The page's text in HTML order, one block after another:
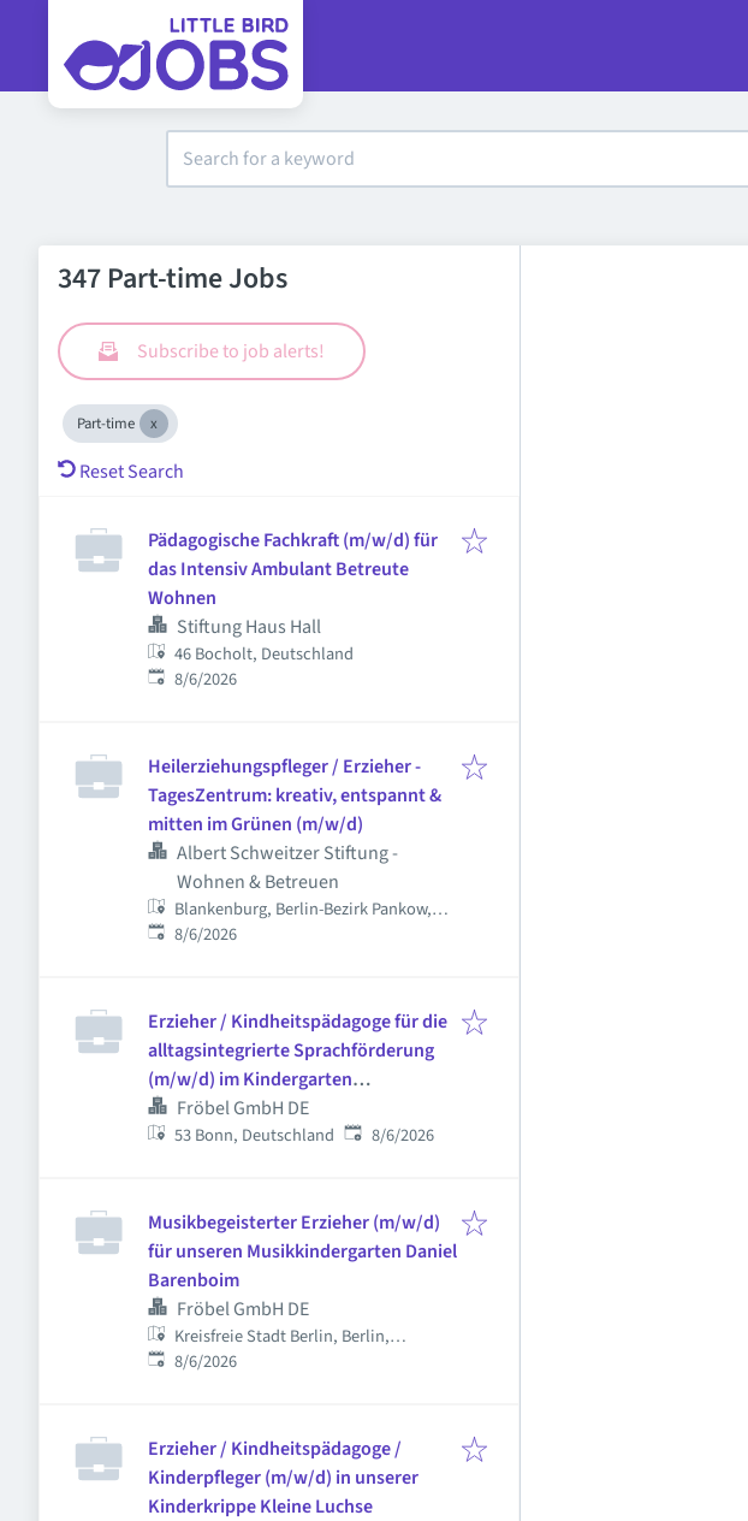
347 Part-time Jobs
Subscribe to job alerts!
Part-time
Reset Search
Pädagogische Fachkraft (m/w/d) für
das Intensiv Ambulant Betreute
Wohnen
Stiftung Haus Hall
46 Bocholt, Deutschland
Published:
8/6/2026
Heilerziehungspfleger / Erzieher -
TagesZentrum: kreativ, entspannt &
mitten im Grünen (m/w/d)
Albert Schweitzer Stiftung -
Wohnen & Betreuen
Blankenburg, Berlin-Bezirk Pankow,
Deutschland
Published:
8/6/2026
Erzieher / Kindheitspädagoge für die
alltagsintegrierte Sprachförderung
(m/w/d) im Kindergarten
Godeszwerge
Fröbel GmbH DE
53 Bonn, Deutschland Published:
8/6/2026
Musikbegeisterter Erzieher (m/w/d)
für unseren Musikkindergarten Daniel
Barenboim
Fröbel GmbH DE
Kreisfreie Stadt Berlin, Berlin,
Deutschland
Published:
8/6/2026
Erzieher / Kindheitspädagoge /
Kinderpfleger (m/w/d) in unserer
Kinderkrippe Kleine Luchse